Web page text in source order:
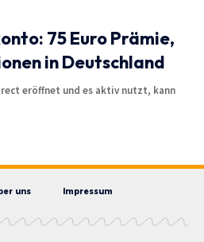
75 Euro Prämie,
in Deutschland
eröffnet und es aktiv nutzt, kann
uns Impressum